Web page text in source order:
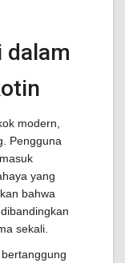
dalam
modern,
Pengguna
yang
bahwa
sekali.